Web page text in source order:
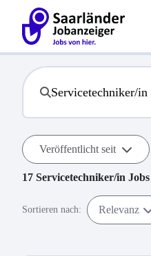
Veröffentlicht seit
17 Servicetechniker/in
Sortieren nach: Relevanz